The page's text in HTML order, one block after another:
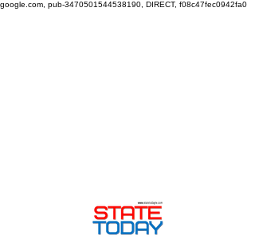
google.com, pub-3470501544538190, DIRECT, f08c47fec0942fa0